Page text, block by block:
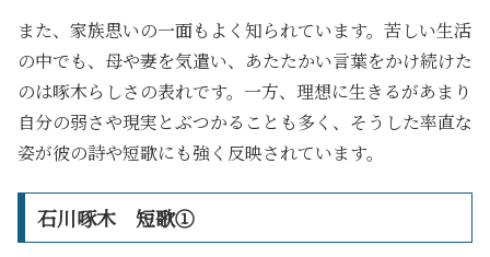
また、家族思いの一面もよく知られています。苦しい生活
の中でも、母や妻を気遣い、あたたかい言葉をかけ続けた
のは啄木らしさの表れです。一方、理想に生きるがあまり
自分の弱さや現実とぶつかることも多く、そうした率直な
姿が彼の詩や短歌にも強く反映されています。
石川啄木 短歌①